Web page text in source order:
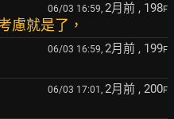
06/03 16:59, 2月前 , 198F
慮就是了，
06/03 16:59, 2月前 , 199F
06/03 17:01, 2月前 , 200F